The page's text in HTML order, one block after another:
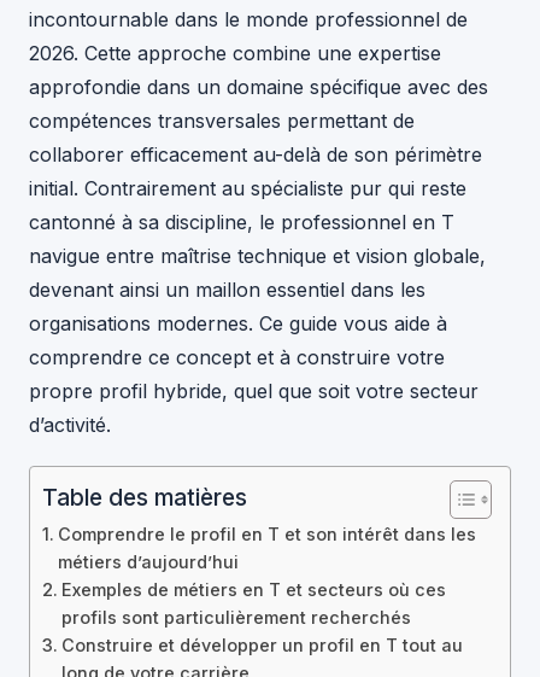
incontournable dans le monde professionnel de
2026. Cette approche combine une expertise
approfondie dans un domaine spécifique avec des
compétences transversales permettant de
collaborer efficacement au-delà de son périmètre
initial. Contrairement au spécialiste pur qui reste
cantonné à sa discipline, le professionnel en T
navigue entre maîtrise technique et vision globale,
devenant ainsi un maillon essentiel dans les
organisations modernes. Ce guide vous aide à
comprendre ce concept et à construire votre
propre profil hybride, quel que soit votre secteur
d’activité.
Table des matières
Comprendre le profil en T et son intérêt dans les
métiers d’aujourd’hui
Exemples de métiers en T et secteurs où ces
profils sont particulièrement recherchés
Construire et développer un profil en T tout au
long de votre carrière